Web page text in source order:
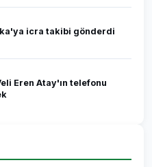
icra takibi gönderdi
Eren Atay'ın telefonu